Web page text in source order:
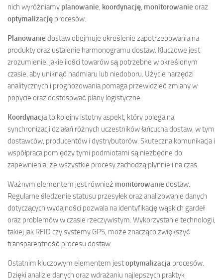
nich wyróżniamy planowanie, koordynację, monitorowanie oraz
optymalizację procesów.
Planowanie dostaw obejmuje określenie zapotrzebowania na
produkty oraz ustalenie harmonogramu dostaw. Kluczowe jest
zrozumienie, jakie ilości towarów są potrzebne w określonym
czasie, aby uniknąć nadmiaru lub niedoboru. Użycie narzędzi
analitycznych i prognozowania pomaga przewidzieć zmiany w
popycie oraz dostosować plany logistyczne.
Koordynacjato kolejny istotny aspekt, który polega na
synchronizacji działań różnych uczestników łańcucha dostaw, w tym
dostawców, producentów i dystrybutorów. Skuteczna komunikacja i
współpraca pomiędzy tymi podmiotami są niezbędne do
zapewnienia, że wszystkie procesy zachodzą płynnie i na czas.
Ważnym elementem jest również monitorowanie dostaw.
Regularne śledzenie statusu przesyłek oraz analizowanie danych
dotyczących wydajności pozwala na identyfikację wąskich gardeł
oraz problemów w czasie rzeczywistym. Wykorzystanie technologii,
takiej jak RFID czy systemy GPS, może znacząco zwiększyć
transparentność procesu dostaw.
Ostatnim kluczowym elementem jestoptymalizacja procesów.
Dzięki analizie danych oraz wdrażaniu najlepszych praktyk